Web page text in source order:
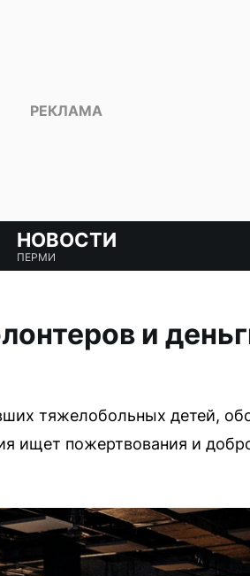
НОВОСТИ
ПЕРМИ
и
тяжелобольных детей,
ищет пожертвования и